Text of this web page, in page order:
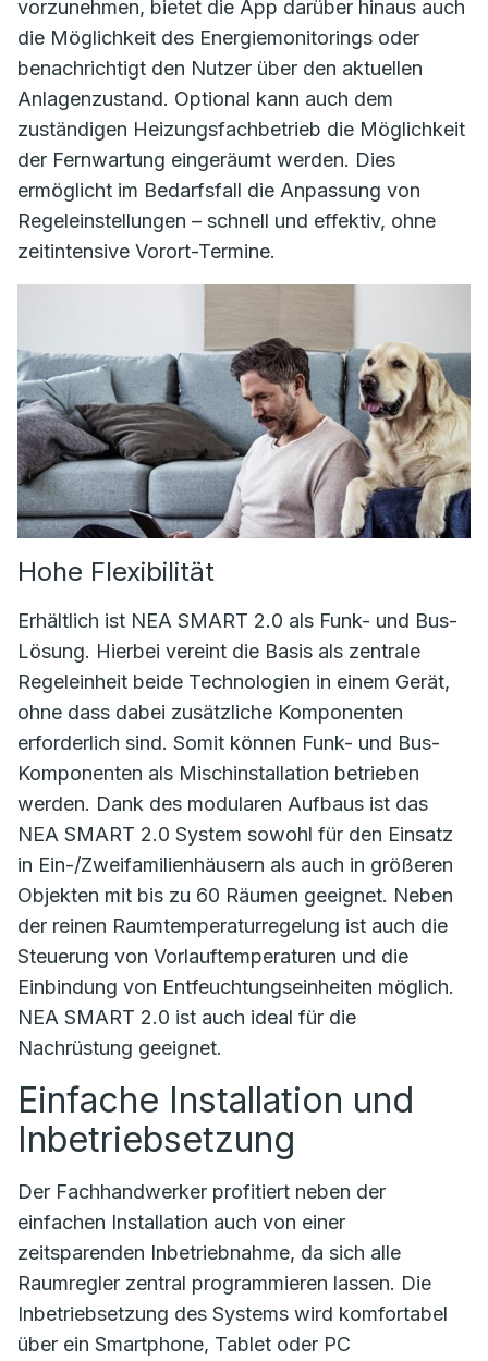
vorzunehmen, bietet die App darüber hinaus auch
die Möglichkeit des Energiemonitorings oder
benachrichtigt den Nutzer über den aktuellen
Anlagenzustand. Optional kann auch dem
zuständigen Heizungsfachbetrieb die Möglichkeit
der Fernwartung eingeräumt werden. Dies
ermöglicht im Bedarfsfall die Anpassung von
Regeleinstellungen – schnell und effektiv, ohne
zeitintensive Vorort-Termine.
Hohe Flexibilität
Erhältlich ist NEA SMART 2.0 als Funk- und Bus-
Lösung. Hierbei vereint die Basis als zentrale
Regeleinheit beide Technologien in einem Gerät,
ohne dass dabei zusätzliche Komponenten
erforderlich sind. Somit können Funk- und Bus-
Komponenten als Mischinstallation betrieben
werden. Dank des modularen Aufbaus ist das
NEA SMART 2.0 System sowohl für den Einsatz
in Ein-/Zweifamilienhäusern als auch in größeren
Objekten mit bis zu 60 Räumen geeignet. Neben
der reinen Raumtemperaturregelung ist auch die
Steuerung von Vorlauftemperaturen und die
Einbindung von Entfeuchtungseinheiten möglich.
NEA SMART 2.0 ist auch ideal für die
Nachrüstung geeignet.
Einfache Installation und
Inbetriebsetzung
Der Fachhandwerker profitiert neben der
einfachen Installation auch von einer
zeitsparenden Inbetriebnahme, da sich alle
Raumregler zentral programmieren lassen. Die
Inbetriebsetzung des Systems wird komfortabel
über ein Smartphone, Tablet oder PC